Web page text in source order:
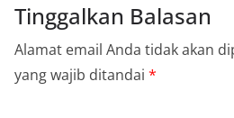
Tinggalkan Balasan
Alamat email Anda tidak akan
yang wajib ditandai *